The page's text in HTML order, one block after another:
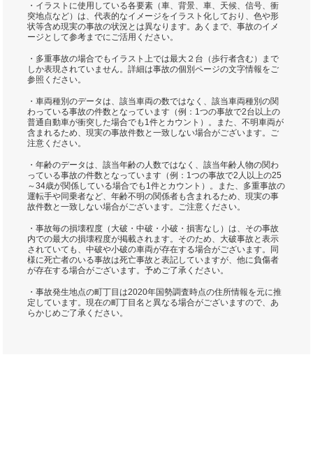
・イラストに使用している各要素（車、背景、車、天候、信号、衝
突地点など）は、代表的なイメージをイラスト化しており、色や形
状等含め現実の事故の状況とは異なります。あくまで、事故のイメ
ージとして参考までにご活用ください。
・多重事故の場合でもイラスト上では最大２台（歩行者含む）まで
しか表現されていません。詳細は事故の個別ページの文字情報をご
参照ください。
・車両種別のデータは、該当車両の数ではなく、該当車両種別の関
わっている事故の件数となっています（例：1つの事故で2台以上の
普通自動車が衝突した場合でも1件とカウント）。また、不明車両が
含まれるため、現実の事故件数と一致しない場合がございます。ご
注意ください。
・年齢のデータは、該当年齢の人数ではなく、該当年齢人物の関わ
っている事故の件数となっています（例：1つの事故で2人以上の25
～34歳が関係している場合でも1件とカウント）。また、多重事故の
運転手や同乗者など、年齢不明の関係者も含まれるため、現実の事
故件数と一致しない場合がございます。ご注意ください。
・事故毎の損壊程度（大破・中破・小破・損害なし）は、その事故
内での最大の損壊程度が掲載されます。そのため、大破事故と表示
されていても、中破や小破の車両が存在する場合がございます。同
様に死亡者のいる事故は死亡事故と表記していますが、他に負傷者
が存在する場合がございます。予めご了承ください。
・事故発生地点の町丁目は2020年国勢調査時点の住所情報を元に推
定しています。現在の町丁目名と異なる場合がございますので、あ
らかじめご了承ください。